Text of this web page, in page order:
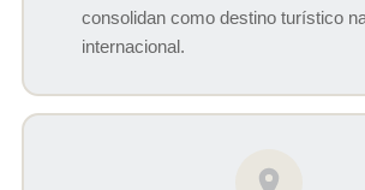
consolidan como destino turístico
internacional.